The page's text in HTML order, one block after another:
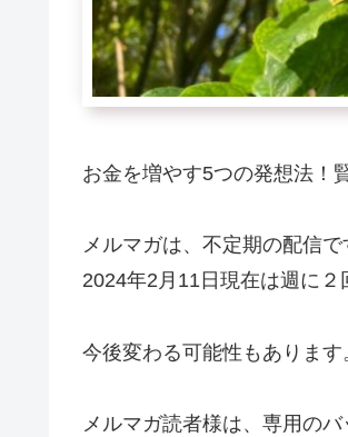
お金を増やす5つの発想法！
メルマガは、不定期の配信で
2024年2月11日現在は週に２
今後変わる可能性もあります
メルマガ読者様は、専用の